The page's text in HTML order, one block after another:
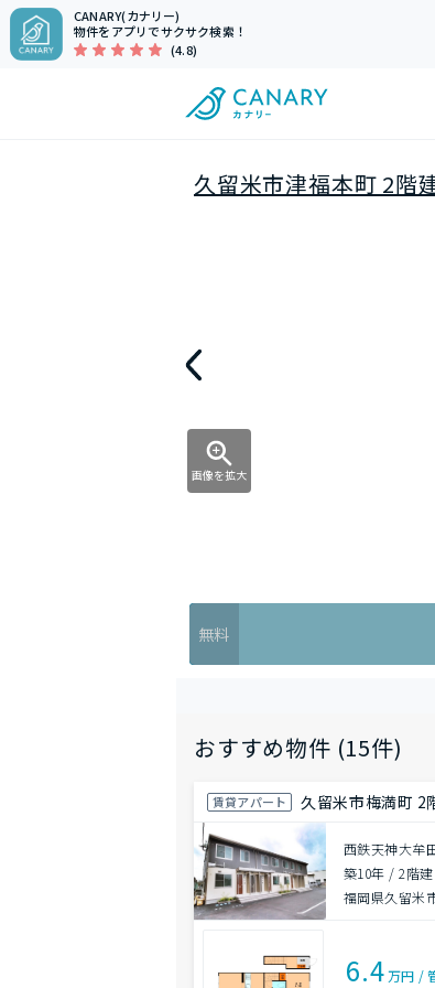
CANARY(カナリー)
物件をアプリでサクサク検索！
(4.8)
久留米市津福本町 2階
画像を拡大
無料
おすすめ物件 (15件)
賃貸アパート 久留米市梅満町 2
西鉄天神大牟
築10年 /2階建
福岡県久留米
6.4万円 /